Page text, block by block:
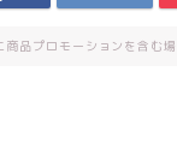
商品プロモーションを含む